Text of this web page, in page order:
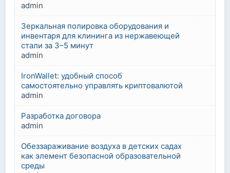
admin
Зеркальная полировка оборудования и
инвентаря для клининга из нержавеющей
стали за 3–5 минут
admin
IronWallet: удобный способ
самостоятельно управлять криптовалютой
admin
Разработка договора
admin
Обеззараживание воздуха в детских садах
как элемент безопасной образовательной
среды